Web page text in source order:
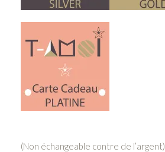
(Non échangeable contre de l’argent)